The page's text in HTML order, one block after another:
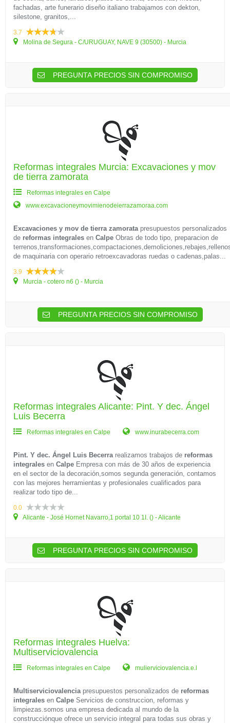
fachadas, arte funerario diseño italiano trabajamos con dekton,
silestone, granitos,...
3.7
Molina de Segura - C/URUGUAY, NAVE 9 (30500) - Murcia
PREGUNTA PRECIOS SIN COMPROMISO
Reformas integrales Murcia: Excavaciones y mov
de tierra zamorata
Reformas integrales en Calpe
www.excavacioneymovimienodeierrazamoraa.com
Excavaciones y mov de tierra zamoratapresupuestos personalizados
de reformas integrales en Calpe Obras de todo tipo, preparacion de
de maquinaria con operario retroexcavadoras ruedas o cadenas,palas...
3.9
Murcia - cotero n6 () - Murcia
PREGUNTA PRECIOS SIN COMPROMISO
Reformas integrales Alicante: Pint. Y dec. Ángel
Luis Becerra
Reformas integrales en Calpe www.inurabecerra.com
Pint. Y dec. Ángel Luis Becerrarealizamos trabajos de reformas
integrales en Calpe Empresa con más de 30 años de experiencia
en el sector de la decoración,somos segunda generación, contamos
con las mejores herramientas y profesionales cualificados para
realizar todo tipo de...
0.0
Alicante - José Hornet Navarro,1 portal 10 1I. () - Alicante
PREGUNTA PRECIOS SIN COMPROMISO
Reformas integrales Huelva:
Multiserviciovalencia
Reformas integrales en Calpe mulierviciovalencia.e.l
Multiserviciovalenciapresupuestos personalizados de reformas
integrales en Calpe Servicios de construccion, reformas y
limpiezas.somos una empresa dedicada al mundo de la
construcciónque ofrece un servicio integral para todas sus obras y